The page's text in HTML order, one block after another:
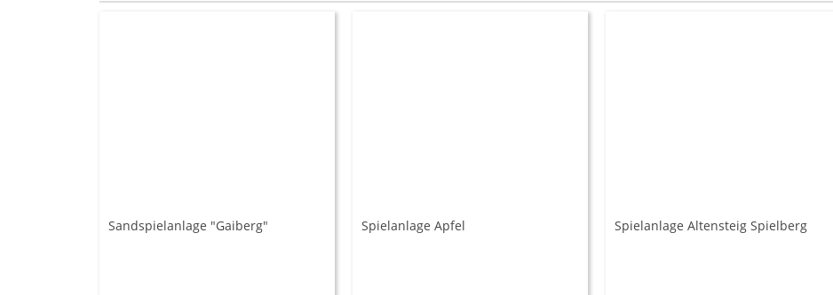
Sandspielanlage "Gaiberg" Spielanlage Apfel Spielanlage Altensteig Spielberg